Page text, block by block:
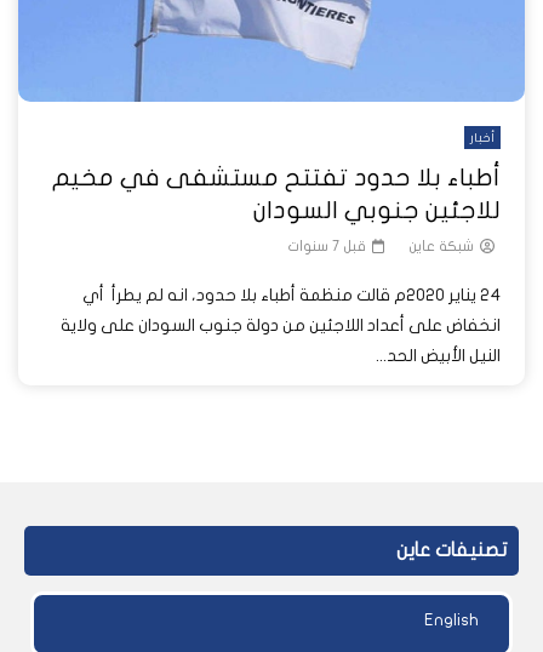
أخبار
أطباء بلا حدود تفتتح مستشفى في مخيم
للاجئين جنوبي السودان
شبكة عاين قبل 7 سنوات
24 يناير 2020م قالت منظمة أطباء بلا حدود، انه لم يطرأ أي
انخفاض على أعداد اللاجئين من دولة جنوب السودان على ولاية
النيل الأبيض الحد...
تصنيفات عاين
English